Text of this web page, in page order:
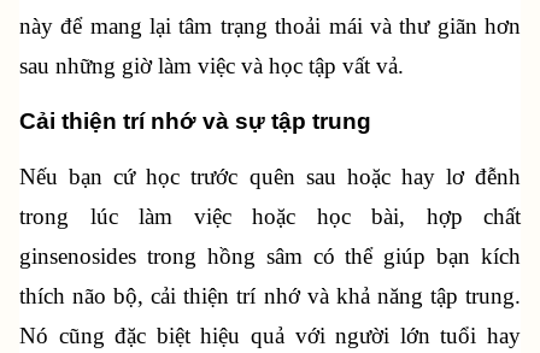
này để mang lại tâm trạng thoải mái và thư giãn hơn
sau những giờ làm việc và học tập vất vả.
Cải thiện trí nhớ và sự tập trung
Nếu bạn cứ học trước quên sau hoặc hay lơ đễnh
trong lúc làm việc hoặc học bài, hợp chất
ginsenosides trong hồng sâm có thể giúp bạn kích
thích não bộ, cải thiện trí nhớ và khả năng tập trung.
Nó cũng đặc biệt hiệu quả với người lớn tuổi hay